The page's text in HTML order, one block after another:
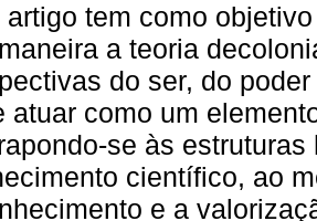
artigo tem como
a teoria
do ser, do
atuar como um
se às
científico, ao
e a